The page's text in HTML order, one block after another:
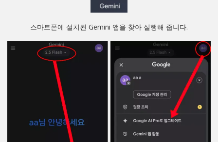
스마트폰에 설치된 Gemini 앱을 찾아 실행해 줍니다.